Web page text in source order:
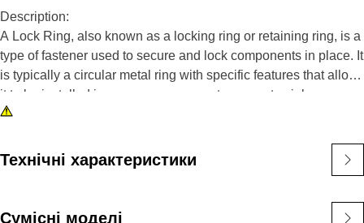
Description:
A Lock Ring, also known as a locking ring or retaining ring, is a
type of fastener used to secure and lock components in place. It
is typically a circular metal ring with specific features that allow
it to be installed in a groove or recess to prevent axial
movement or displacement of components. The primary
place, preventing them from unintended axial movement or
Attributes:
Технічні характеристики
Сумісні моделі